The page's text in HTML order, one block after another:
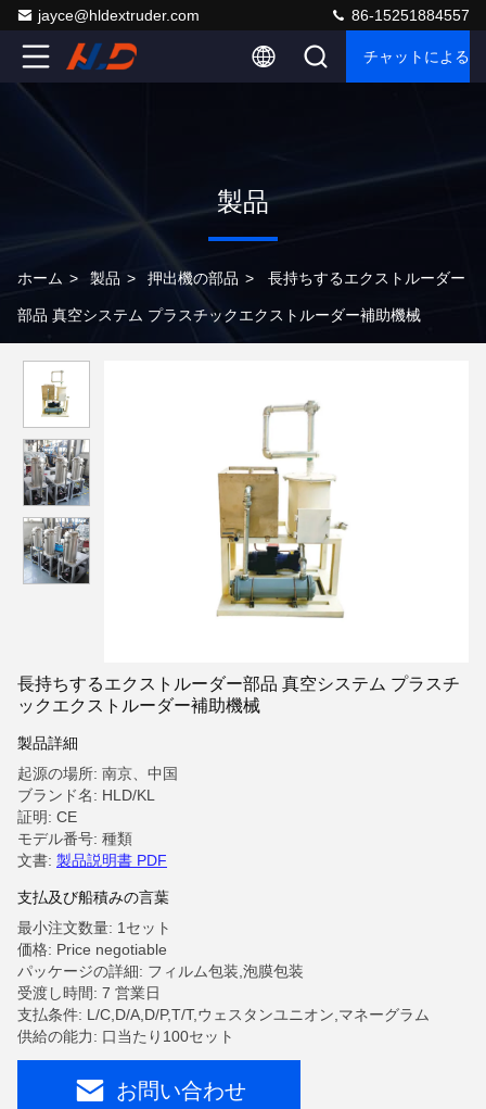
jayce@hldextruder.com 86-15251884557
チャットによる
製品
ホーム > 製品 > 押出機の部品 > 長持ちするエクストルーダー
部品 真空システム プラスチックエクストルーダー補助機械
長持ちするエクストルーダー部品 真空システム プラスチ
ックエクストルーダー補助機械
製品詳細
起源の場所: 南京、中国
ブランド名: HLD/KL
証明: CE
モデル番号: 種類
文書: 製品説明書 PDF
支払及び船積みの言葉
最小注文数量: 1セット
価格: Price negotiable
パッケージの詳細: フィルム包装,泡膜包装
受渡し時間: 7 営業日
支払条件: L/C,D/A,D/P,T/T,ウェスタンユニオン,マネーグラム
供給の能力: 口当たり100セット
お問い合わせ